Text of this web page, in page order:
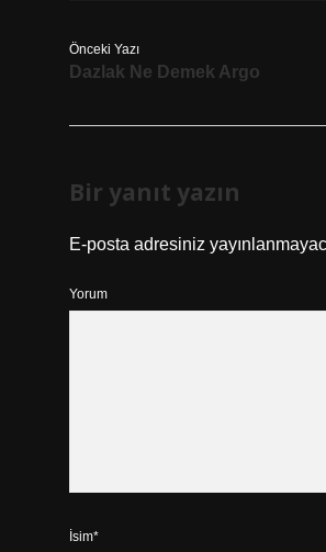
Önceki Yazı
Dazlak Ne Demek Argo
Bir yanıt yazın
E-posta adresiniz
Yorum
İsim*